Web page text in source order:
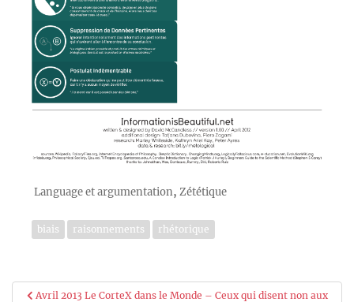
Language et argumentation, Zététique
biais raisonnements rhétorique
Avril 2013 Le CorteX dans le Monde – Ceux qui disent non aux